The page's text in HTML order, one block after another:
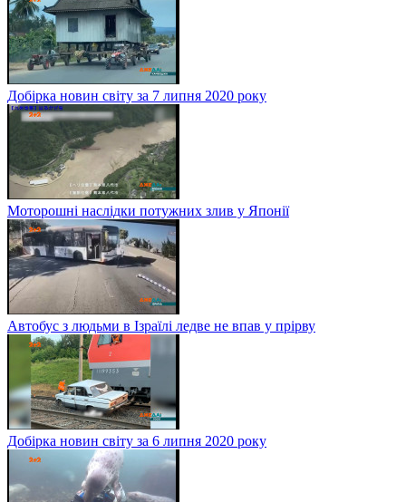
Добірка новин світу за 7 липня 2020 року
Моторошні наслідки потужних злив у Японії
Автобус з людьми в Ізраїлі ледве не впав у прірву
Добірка новин світу за 6 липня 2020 року